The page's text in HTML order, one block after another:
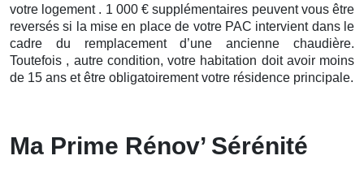
votre logement . 1 000 € supplémentaires peuvent vous être
reversés si la mise en place de votre PAC intervient dans le
cadre du remplacement d’une ancienne chaudière.
Toutefois , autre condition, votre habitation doit avoir moins
de 15 ans et être obligatoirement votre résidence principale.
Ma Prime Rénov’ Sérénité